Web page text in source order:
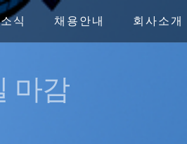
식 채용안내 회사소개
마감